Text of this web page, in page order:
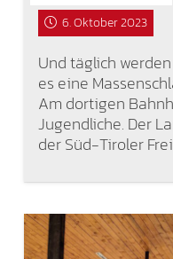
6. Oktober 2023
Und täglich
es eine
Am dortigen
Jugendliche. Der
der Süd-Tiroler